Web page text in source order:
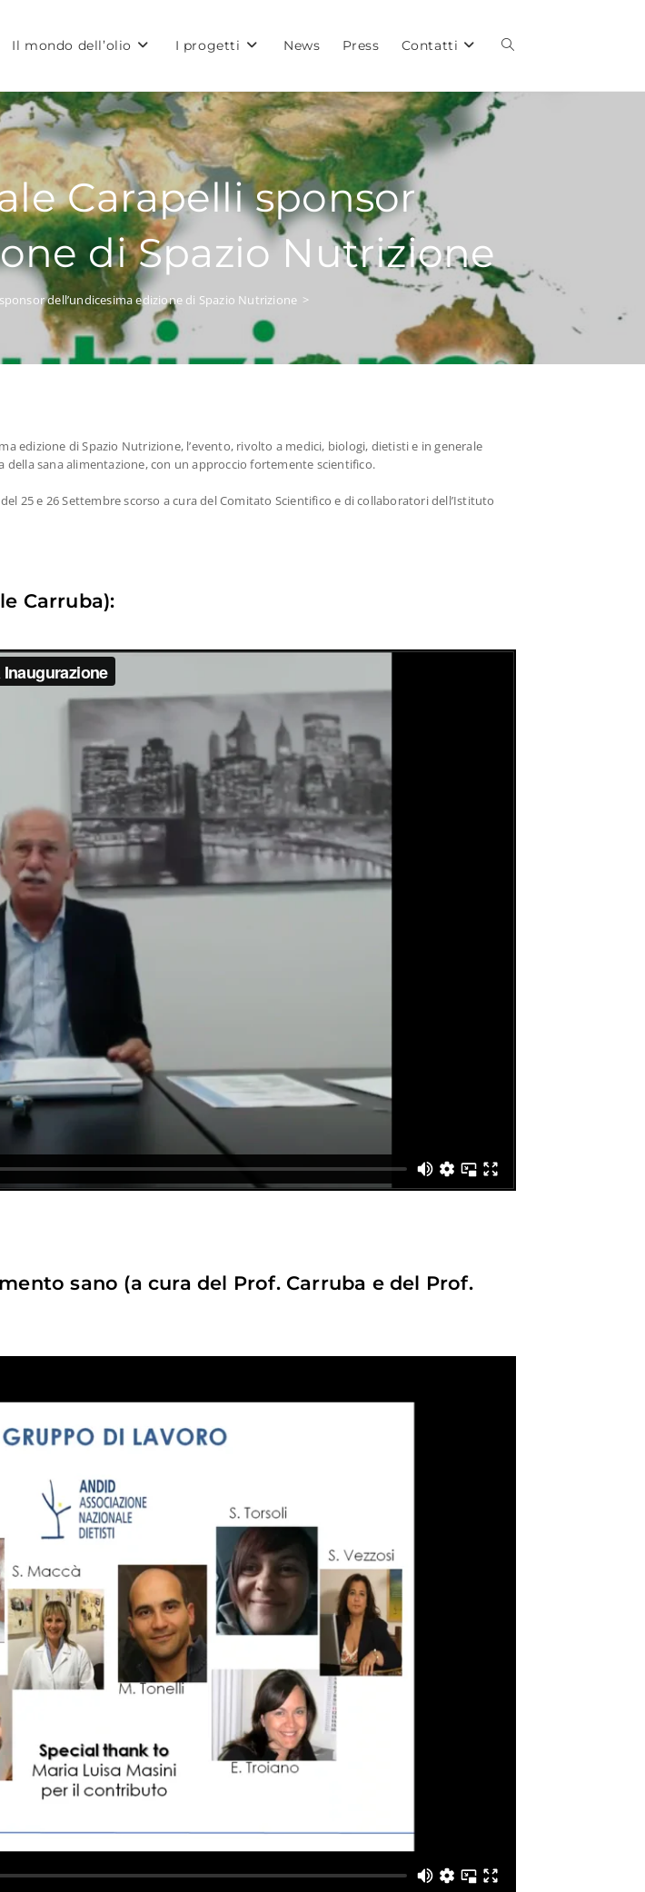
Il mondo dell’olio I progetti News Press Contatti
Carapelli sponsor
di Spazio Nutrizione
dell’undicesima edizione di Spazio Nutrizione >
edizione di Spazio Nutrizione, l’evento, rivolto a medici, biologi, dietisti e in generale
sana alimentazione, con un approccio fortemente scientifico.
25 e 26 Settembre scorso a cura del Comitato Scientifico e di collaboratori dell’Istituto
Carruba):
sano (a cura del Prof. Carruba e del Prof.